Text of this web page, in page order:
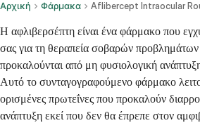
Αρχική Φάρμακα Aflibercept Intraocular
Η αφλιβερσέπτη είναι ένα φάρμακο που
σας για τη θεραπεία σοβαρών
προκαλούνται από μη φυσιολογική
Αυτό το συνταγογραφούμενο φάρμακο
ορισμένες πρωτεΐνες που προκαλούν
ανάπτυξη εκεί που δεν θα έπρεπε στον